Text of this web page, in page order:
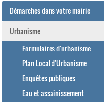
Démarches dans votre mairie
Urbanisme
Formulaires d'urbanisme
Plan Local d'Urbanisme
Enquêtes publiques
Eau et assainissement